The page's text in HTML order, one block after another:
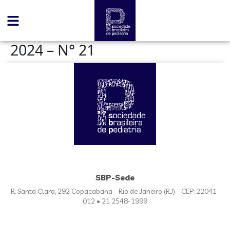
2024 – N° 21
SBP-Sede
R. Santa Clara, 292 Copacabana - Rio de Janeiro (RJ) - CEP: 22041-
012 • 21 2548-1999